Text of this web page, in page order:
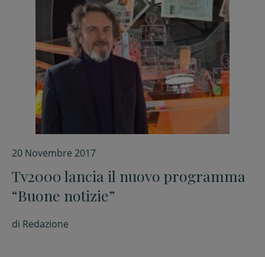
20 Novembre 2017
Tv2000 lancia il nuovo programma
“Buone notizie”
di Redazione